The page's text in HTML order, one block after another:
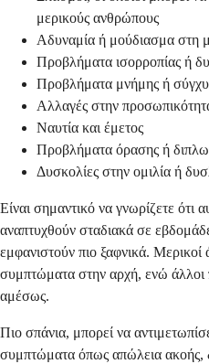
μερικούς ανθρώπους
Αδυναμία ή μούδιασμα στη
Προβλήματα ισορροπίας ή
Προβλήματα μνήμης ή
Αλλαγές στην
Ναυτία και έμετος
Προβλήματα όρασης ή
Δυσκολίες στην ομιλία ή
Είναι σημαντικό να γνωρίζετε
αναπτυχθούν σταδιακά σε
εμφανιστούν πιο ξαφνικά.
συμπτώματα στην αρχή, ενώ άλλοι
αμέσως.
Πιο σπάνια, μπορεί να
συμπτώματα όπως απώλεια ακοής,